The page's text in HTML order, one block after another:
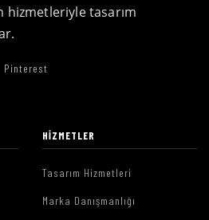
hizmetleriyle tasarım
Pinterest
HIZMETLER
Tasarım Hizmetleri
Marka Danışmanlığı